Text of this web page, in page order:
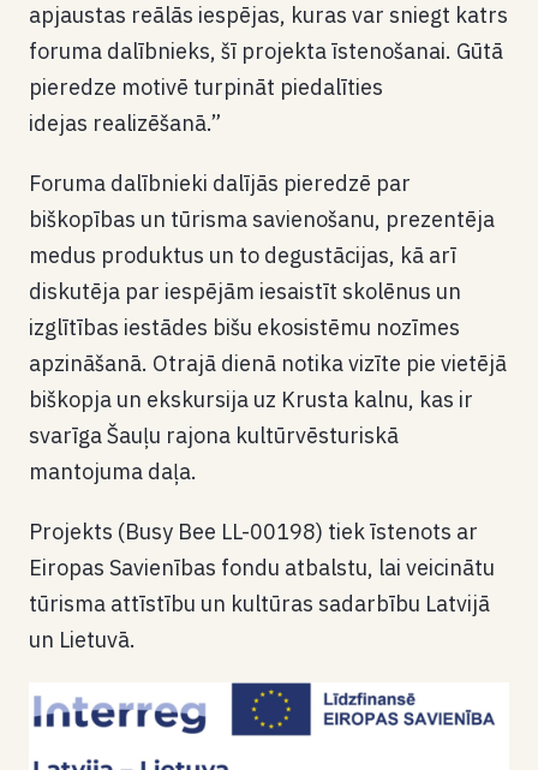
apjaustas reālās iespējas, kuras var sniegt katrs
foruma dalībnieks, šī projekta īstenošanai. Gūtā
pieredze motivē turpināt piedalīties
idejas realizēšanā.”
Foruma dalībnieki dalījās pieredzē par
biškopības un tūrisma savienošanu, prezentēja
medus produktus un to degustācijas, kā arī
diskutēja par iespējām iesaistīt skolēnus un
izglītības iestādes bišu ekosistēmu nozīmes
apzināšanā. Otrajā dienā notika vizīte pie vietējā
biškopja un ekskursija uz Krusta kalnu, kas ir
svarīga Šauļu rajona kultūrvēsturiskā
mantojuma daļa.
Projekts (Busy Bee LL-00198) tiek īstenots ar
Eiropas Savienības fondu atbalstu, lai veicinātu
tūrisma attīstību un kultūras sadarbību Latvijā
un Lietuvā.